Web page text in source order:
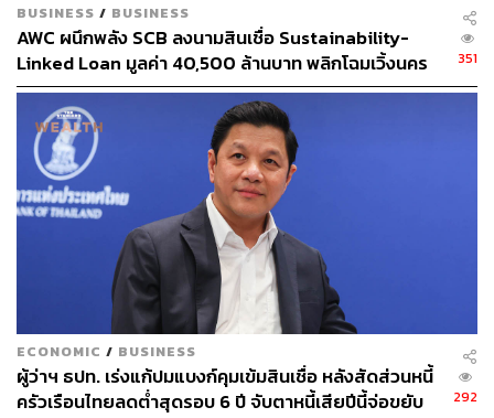
BUSINESS / BUSINESS
AWC ผนึกพลัง SCB ลงนามสินเชื่อ Sustainability-
Linked Loan มูลค่า 40,500 ล้านบาท พลิกโฉมเวิ้งนคร
เกษมสู่มิกซ์ยูสระดับโลก
351
ECONOMIC / BUSINESS
ผู้ว่าฯ ธปท. เร่งแก้ปมแบงก์คุมเข้มสินเชื่อ หลังสัดส่วนหนี้
ครัวเรือนไทยลดต่ำสุดรอบ 6 ปี จับตาหนี้เสียปีนี้จ่อขยับ
292